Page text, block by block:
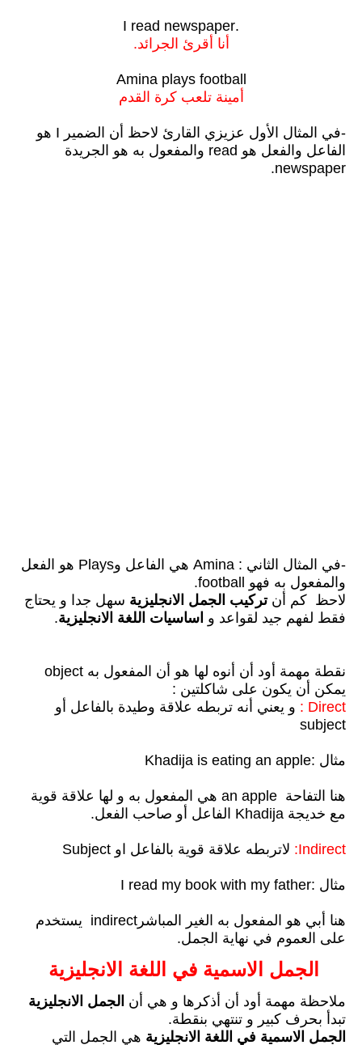
.I read newspaper
أنا أقرئ الجرائد.
Amina plays football
أمينة تلعب كرة القدم
-في المثال الأول عزيزي القارئ لاحظ أن الضمير I هو
الفاعل والفعل هو read والمفعول به هو الجريدة
newspaper.
-في المثال الثاني : Amina هي الفاعل وPlays هو الفعل
والمفعول به فهو football.
لاحظ كم أنتركيب الجمل الانجليزية سهل جدا و يحتاج
فقط لفهم جيد لقواعد و اساسيات اللغة الانجليزية.
نقطة مهمة أود أن أنوه لها هو أن المفعول به object
يمكن أن يكون على شاكلتين :
Direct :
و يعني أنه تربطه علاقة وطيدة بالفاعل أو
subject
مثال :Khadija is eating an apple
هنا التفاحة an apple هي المفعول به و لها علاقة قوية
مع خديجة Khadija الفاعل أو صاحب الفعل.
Indirect: لاتربطه علاقة قوية بالفاعل او Subject
مثال :I read my book with my father
هنا أبي هو المفعول به الغير المباشرindirect يستخدم
على العموم في نهاية الجمل.
الجمل الاسمية في اللغة الانجليزية
ملاحظة مهمة أود أن أذكرها و هي أن الجمل الانجليزية
تبدأ بحرف كبير و تنتهي بنقطة.
الجمل الاسمية في اللغة الانجليزية هي الجمل التي